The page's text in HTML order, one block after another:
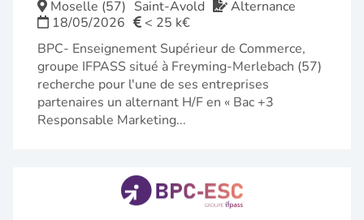
FENÊTRE)
Moselle (57) Saint-Avold
Alternance
18/05/2026
< 25 k€
BPC- Enseignement Supérieur de Commerce,
groupe IFPASS situé à Freyming-Merlebach (57)
recherche pour l'une de ses entreprises
partenaires un alternant H/F en « Bac +3
Responsable Marketing...